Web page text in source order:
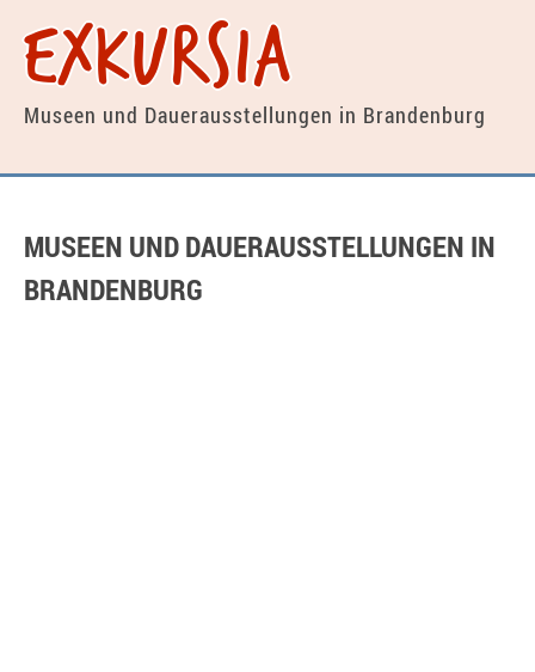
exkursia
Museen und Dauerausstellungen in Brandenburg
MUSEEN UND DAUERAUSSTELLUNGEN IN
BRANDENBURG